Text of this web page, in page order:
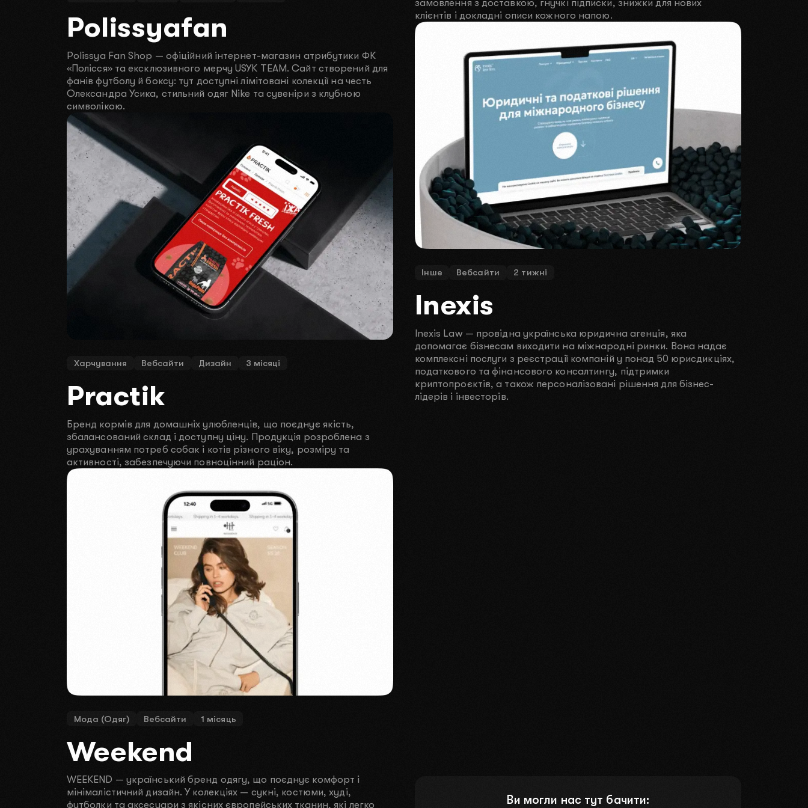
Polissyafan
Polissya Fan Shop — офіційний інтернет-магазин атрибутики ФК
«Полісся» та ексклюзивного мерчу USYK TEAM. Сайт створений для
фанів футболу й боксу: тут доступні лімітовані колекції на честь
Олександра Усика, стильний одяг Nike та сувеніри з клубною
символікою.
Харчування Вебсайти Дизайн 3 місяці
Practik
Бренд кормів для домашніх улюбленців, що поєднує якість,
збалансований склад і доступну ціну. Продукція розроблена з
урахуванням потреб собак і котів різного віку, розміру та
активності, забезпечуючи повноцінний раціон.
Мода (Одяг) Вебсайти 1 місяць
Weekend
WEEKEND — український бренд одягу, що поєднує комфорт і
мінімалістичний дизайн. У колекціях — сукні, костюми, худі,
футболки та аксесуари з якісних європейських тканин, які легко
замовлення з доставкою, гнучкі підписки, знижки для нових
клієнтів і докладні описи кожного напою.
Інше Вебсайти 2 тижні
Inexis
Inexis Law — провідна українська юридична агенція, яка
допомагає бізнесам виходити на міжнародні ринки. Вона надає
комплексні послуги з реєстрації компаній у понад 50 юрисдикціях,
податкового та фінансового консалтингу, підтримки
криптопроєктів, а також персоналізовані рішення для бізнес-
лідерів і інвесторів.
Ви могли нас тут бачити:
Як вас звати?
02 Чим ви займаєтесь?
03 Який у вас бюджет?
ПЕРЕДЗВОНІТЬ МЕНІ НАПИШІТЬ У TELEGRAM
ВІДПРАВИТИ ЗАЯВКУ
Натискаючи на кнопку ви погоджуєтесь зполітикою конфіденційності.